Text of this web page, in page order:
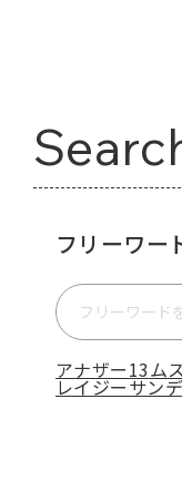
フリーワー
アナザー13ム
レイジーサン